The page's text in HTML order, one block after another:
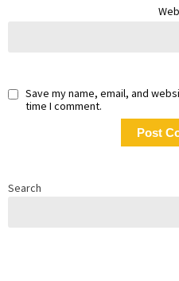
Save my name, email, and
time I comment.
Search